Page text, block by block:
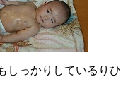
しっかりしているりひ